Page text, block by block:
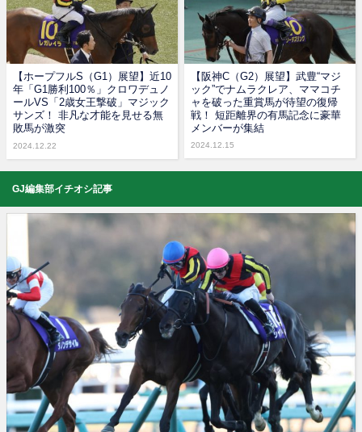
【ホープフルS（G1）展望】近10
年「G1勝利100％」クロワデュノ
ールVS「2歳女王撃破」マジック
サンズ！ 非凡な才能を見せる無
敗馬が激突
2024.12.22
【阪神C（G2）展望】武豊“マジ
ック”でナムラクレア、ママコチ
ャを破った重賞馬が待望の復帰
戦！ 短距離界の有馬記念に豪華
メンバーが集結
2024.12.15
GJ編集部イチオシ記事